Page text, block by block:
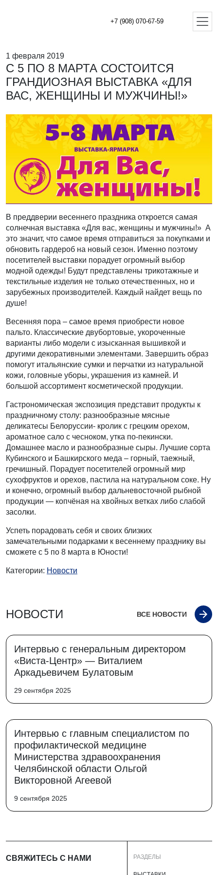
+7 (908) 070-67-59
1 февраля 2019
С 5 ПО 8 МАРТА СОСТОИТСЯ
ГРАНДИОЗНАЯ ВЫСТАВКА «ДЛЯ
ВАС, ЖЕНЩИНЫ И МУЖЧИНЫ!»
В преддверии весеннего праздника откроется самая
солнечная выставка «Для вас, женщины и мужчины!» А
это значит, что самое время отправиться за покупками и
обновить гардероб на новый сезон. Именно поэтому
посетителей выставки порадует огромный выбор
модной одежды! Будут представлены трикотажные и
текстильные изделия не только отечественных, но и
зарубежных производителей. Каждый найдет вещь по
душе!
Весенняя пора – самое время приобрести новое
пальто. Классические двубортовые, укороченные
варианты либо модели с изысканная вышивкой и
другими декоративными элементами. Завершить образ
помогут итальянские сумки и перчатки из натуральной
кожи, головные уборы, украшения из камней. И
большой ассортимент косметической продукции.
Гастрономическая экспозиция представит продукты к
праздничному столу: разнообразные мясные
деликатесы Белоруссии- кролик с грецким орехом,
ароматное сало с чесноком, утка по-пекински.
Домашнее масло и разнообразные сыры. Лучшие сорта
Кубинского и Башкирского меда – горный, таежный,
гречишный. Порадует посетителей огромный мир
сухофруктов и орехов, пастила на натуральном соке. Ну
и конечно, огромный выбор дальневосточной рыбной
продукции — копчёная на хвойных ветках либо слабой
засолки.
Успеть порадовать себя и своих близких
замечательными подарками к весеннему празднику вы
сможете с 5 по 8 марта в Юности!
Категории: Новости
НОВОСТИ ВСЕ НОВОСТИ
Интервью с генеральным директором
«Виста-Центр» — Виталием
Аркадьевичем Булатовым
29 сентября 2025
Интервью с главным специалистом по
профилактической медицине
Министерства здравоохранения
Челябинской области Ольгой
Викторовной Агеевой
9 сентября 2025
СВЯЖИТЕСЬ С НАМИ РАЗДЕЛЫ